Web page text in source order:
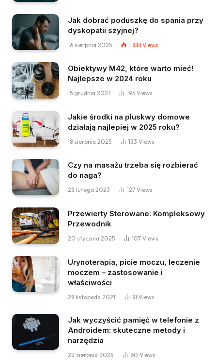
Jak dobrać poduszkę do spania przy
dyskopatii szyjnej?
16 sierpnia 2025 1 888 Views
Obiektywy M42, które warto mieć!
Najlepsze w 2024 roku
15 grudnia 2021 195 Views
Jakie środki na pluskwy domowe
działają najlepiej w 2025 roku?
18 sierpnia 2025 133 Views
Czy na masażu trzeba się rozbierać
do naga?
23 lutego 2023 127 Views
Przewierty Sterowane: Kompleksowy
Przewodnik
20 stycznia 2025 107 Views
Urynoterapia, picie moczu, leczenie
moczem – zastosowanie i
właściwości
28 listopada 2021 81 Views
Jak wyczyścić pamięć w telefonie z
Androidem: skuteczne metody i
narzędzia
22 sierpnia 2025 60 Views